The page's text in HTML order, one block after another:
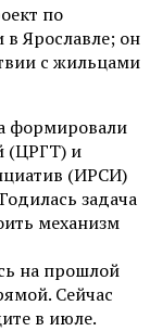
по
в Ярославле; он
с жильцами
формировали
(ЦРГТ) и
(ИРСИ)
задача
механизм
на прошлой
Сейчас
в июле.